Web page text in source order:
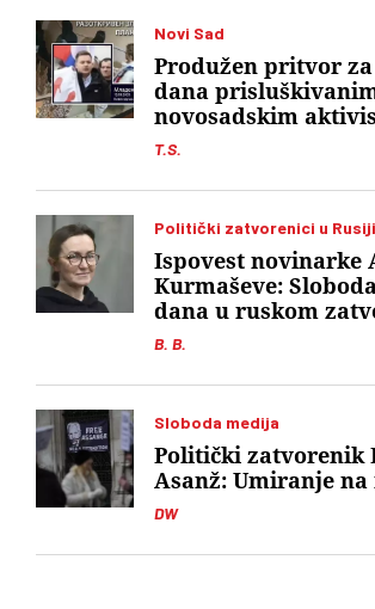
Novi Sad
T.S.
Produžen pritvor za
dana
novosadskim
Politički zatvorenici u Rusiji
B. B.
Ispovest novinarke
Kurmaševe:
dana u ruskom
Sloboda medija
DW
Politički zatvorenik
Asanž: Umiranje na